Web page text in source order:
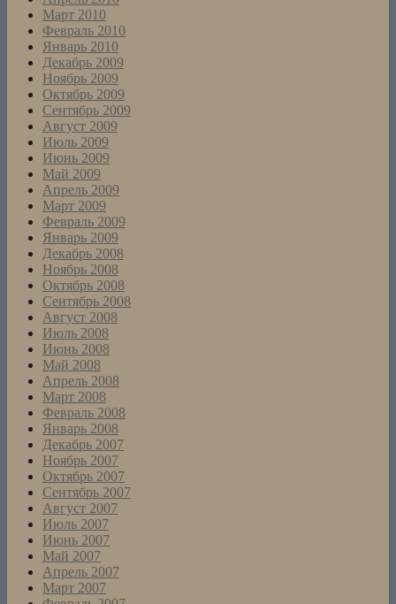
Март 2010
Февраль 2010
Январь 2010
Декабрь 2009
Ноябрь 2009
Октябрь 2009
Сентябрь 2009
Август 2009
Июль 2009
Июнь 2009
Май 2009
Апрель 2009
Март 2009
Февраль 2009
Январь 2009
Декабрь 2008
Ноябрь 2008
Октябрь 2008
Сентябрь 2008
Август 2008
Июль 2008
Июнь 2008
Май 2008
Апрель 2008
Март 2008
Февраль 2008
Январь 2008
Декабрь 2007
Ноябрь 2007
Октябрь 2007
Сентябрь 2007
Август 2007
Июль 2007
Июнь 2007
Май 2007
Апрель 2007
Март 2007